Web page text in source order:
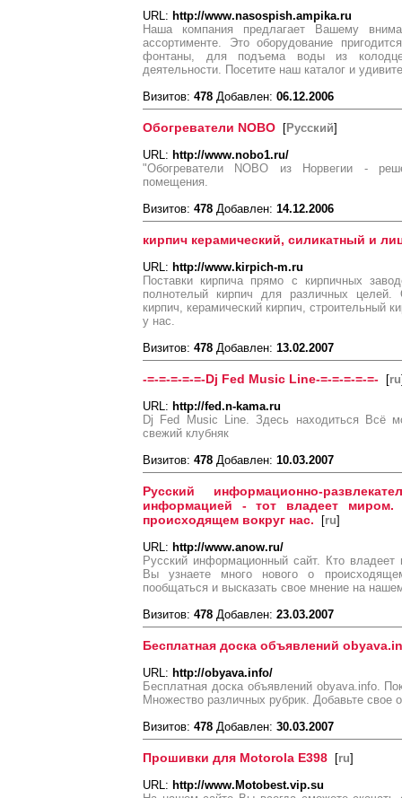
URL: http://www.nasospish.ampika.ru
Наша компания предлагает Вашему
ассортименте. Это оборудование
фонтаны, для подъема воды из
деятельности. Посетите наш каталог и
Визитов: 478 Добавлен: 06.12.2006
Обогреватели NOBO [Русский]
URL: http://www.nobo1.ru/
"Обогреватели NOBO из Норвегии -
помещения.
Визитов: 478 Добавлен: 14.12.2006
кирпич керамический, силикатный и
URL: http://www.kirpich-m.ru
Поставки кирпича прямо с кирпичных
полнотелый кирпич для различных целей.
кирпич, керамический кирпич, строительный
у нас.
Визитов: 478 Добавлен: 13.02.2007
-=-=-=-=-=-Dj Fed Music Line-=-=-=-=-=- [ru
URL: http://fed.n-kama.ru
Dj Fed Music Line. Здесь находиться Всё
свежий клубняк
Визитов: 478 Добавлен: 10.03.2007
Русский информационно-
информацией - тот владеет
происходящем вокруг нас. [ru]
URL: http://www.anow.ru/
Русский информационный сайт. Кто
Вы узнаете много нового о
пообщаться и высказать свое мнение на
Визитов: 478 Добавлен: 23.03.2007
Бесплатная доска объявлений
URL: http://obyava.info/
Бесплатная доска объявлений obyava.info.
Множество различных рубрик. Добавьте свое
Визитов: 478 Добавлен: 30.03.2007
Прошивки для Motorola E398 [ru]
URL: http://www.Motobest.vip.su